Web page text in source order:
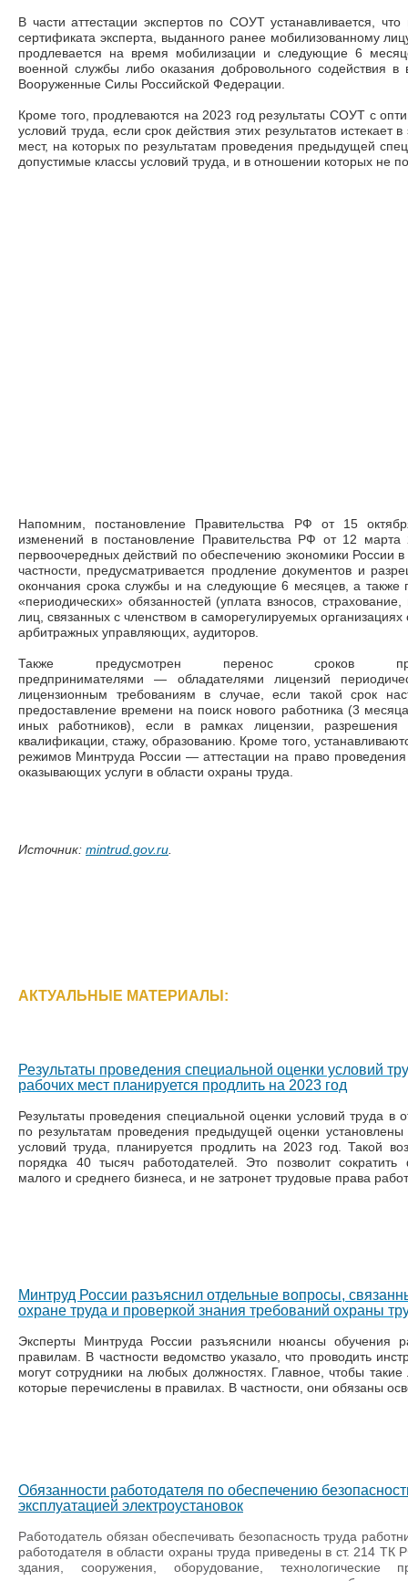
В части аттестации экспертов по СОУТ устанавливается,
сертификата эксперта, выданного ранее мобилизованному
продлевается на время мобилизации и следующие 6
военной службы либо оказания добровольного содействия
Вооруженные Силы Российской Федерации.
Кроме того, продлеваются на 2023 год результаты СОУТ с
условий труда, если срок действия этих результатов истекает
мест, на которых по результатам проведения предыдущей
допустимые классы условий труда, и в отношении которых не
Напомним, постановление Правительства РФ от 15
изменений в постановление Правительства РФ от 12
первоочередных действий по обеспечению экономики России
частности, предусматривается продление документов и
окончания срока службы и на следующие 6 месяцев, а также
«периодических» обязанностей (уплата взносов,
лиц, связанных с членством в саморегулируемых
арбитражных управляющих, аудиторов.
Также предусмотрен перенос сроков
предпринимателями— обладателями лицензий
лицензионным требованиям в случае, если такой срок
предоставление времени на поиск нового работника (3
иных работников), если в рамках лицензии, разрешения
квалификации, стажу, образованию. Кроме того,
режимов Минтруда России— аттестации на право
оказывающих услуги в области охраны труда.
Источник: mintrud.gov.ru.
АКТУАЛЬНЫЕ МАТЕРИАЛЫ:
Результаты проведения специальной оценки условий
рабочих мест планируется продлить на 2023 год
Результаты проведения специальной оценки условий труда в
по результатам проведения предыдущей оценки
условий труда, планируется продлить на 2023 год. Такой
порядка 40 тысяч работодателей. Это позволит сократить
малого и среднего бизнеса, и не затронет трудовые права
Минтруд России разъяснил отдельные вопросы,
охране труда и проверкой знания требований охраны
Эксперты Минтруда России разъяснили нюансы обучения
правилам. В частности ведомство указало, что проводить
могут сотрудники на любых должностях. Главное, чтобы
которые перечислены в правилах. В частности, они обязаны
Обязанности работодателя по обеспечению
эксплуатацией электроустановок
Работодатель обязан обеспечивать безопасность труда
работодателя в области охраны труда приведены в ст. 214 ТК
здания, сооружения, оборудование,